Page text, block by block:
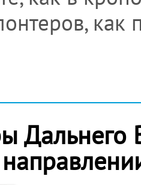
как
Дальнего